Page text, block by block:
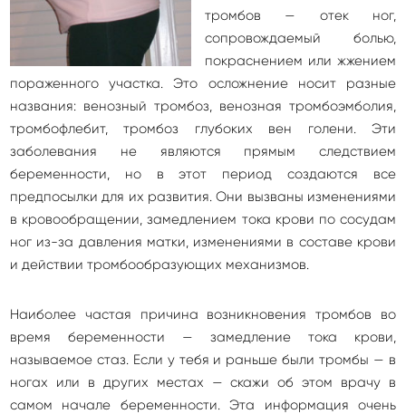
тромбов — отек ног,
сопровождаемый болью,
покраснением или жжением
пораженного участка. Это осложнение носит разные
названия: венозный тромбоз, венозная тромбоэмболия,
тромбофлебит, тромбоз глубоких вен голени. Эти
заболевания не являются прямым следствием
беременности, но в этот период создаются все
предпосылки для их развития. Они вызваны изменениями
в кровообращении, замедлением тока крови по сосудам
ног из-за давления матки, изменениями в составе крови
и действии тромбообразующих механизмов.
Наиболее частая причина возникновения тромбов во
время беременности — замедление тока крови,
называемое стаз. Если у тебя и раньше были тромбы — в
ногах или в других местах — скажи об этом врачу в
самом начале беременности. Эта информация очень